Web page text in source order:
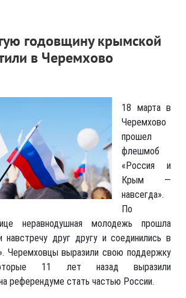
годовщину крымской
в Черемхово
18 марта в
Черемхово
прошел
флешмоб
«Россия и
Крым —
навсегда».
По
неравнодушная молодежь прошла
навстречу друг другу и соединились в
Черемховцы выразили свою поддержку
11 лет назад выразили
референдуме стать частью России.